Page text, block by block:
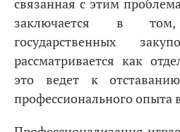
связанная с этим
заключается в
государственных
рассматривается как
это ведет к
профессионального опыта